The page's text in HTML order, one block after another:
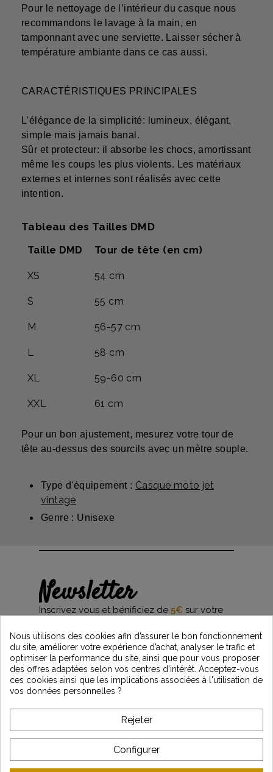
Pour le nettoyage de l’intérieur du casque nous
recommandons le lavage à la main, en
tamponnant avec une serviette. Laisser sécher à
température ambiante dans ce cas aussi.
CARACTÉRISTIQUES PRINCIPALES
L’élégance de la simplicité: lumineux, élégant,
simple mais jamais banal.
Sûr et protecteur: il absorbe les chocs, amortissant
même les coups les plus violents. Les matériaux
externes et internes sont réalisés avec cette
intention.
Tableau des Tailles DMD
Taille DMD Tour de tête (en cm)
XS 54 cm
S 55 cm
M 56-57 cm
L 58 cm
XL 59-60 cm
XXL 61 cm
Pour un bon ajustement, mesurez votre tour de
tête au-dessus des sourcils avec un mètre souple.
Type d'équipement : Casque moto jet
vintage
Genre : Unisexe
Newsletter
Inscrivez vous et bénificiez de 5€ sur votre
et restez informés des dernières nouveautés
Vintage Motors
*Dès 99€ d'achat. En vous abonnant à notre newsletter, vous reconnaissez avoir pris
l'acceptez.
A PROPOS DE VINTAGE
SERVICE CLIENT
Nous utilisons des cookies afin d’assurer le bon fonctionnement
du site, améliorer votre expérience d’achat, analyser le trafic et
optimiser la performance du site, ainsi que pour vous proposer
des offres adaptées selon vos centres d’intérêt. Acceptez-vous
ces cookies ainsi que les implications associées à l'utilisation de
vos données personnelles ?
Rejeter
Configurer